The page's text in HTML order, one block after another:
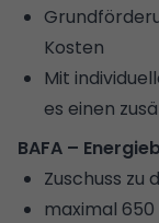
Kosten
Mit
es einen
BAFA –
Zuschuss zu
maximal 650